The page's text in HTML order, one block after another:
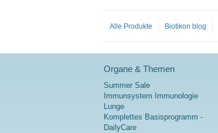
Alle Produkte Biotikon blog
Organe & Themen
Summer Sale
Immunsystem Immunologie
Lunge
Komplettes Basisprogramm -
DailyCare